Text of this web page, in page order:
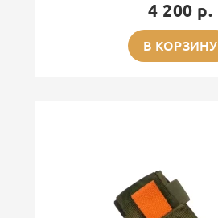
4 200 р.
В КОРЗИНУ